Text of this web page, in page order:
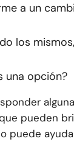
a un
los
una opción?
pueden
puede